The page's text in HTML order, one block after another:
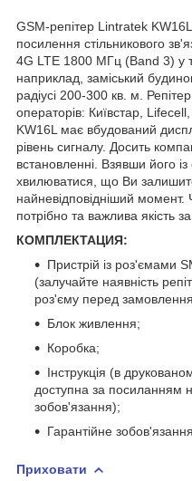
GSM-репітер Lintratek
посилення стільникового
4G LTE 1800 МГц (Band 3) у
наприклад, заміський
радіусі 200-300 кв. м.
операторів: Київстар,
KW16L має вбудований
рівень сигналу. Досить
встановленні. Взявши його
хвилюватися, що Ви
найневідповідніший
потрібно та важлива якість
КОМПЛЕКТАЦИЯ:
Пристрій із роз'ємами
(залучайте наявність
роз'єму перед
Блок живлення;
Коробка;
Інструкція (в
доступна за посиланням
зобов'язання);
Гарантійне зобов'язання.
Приховати